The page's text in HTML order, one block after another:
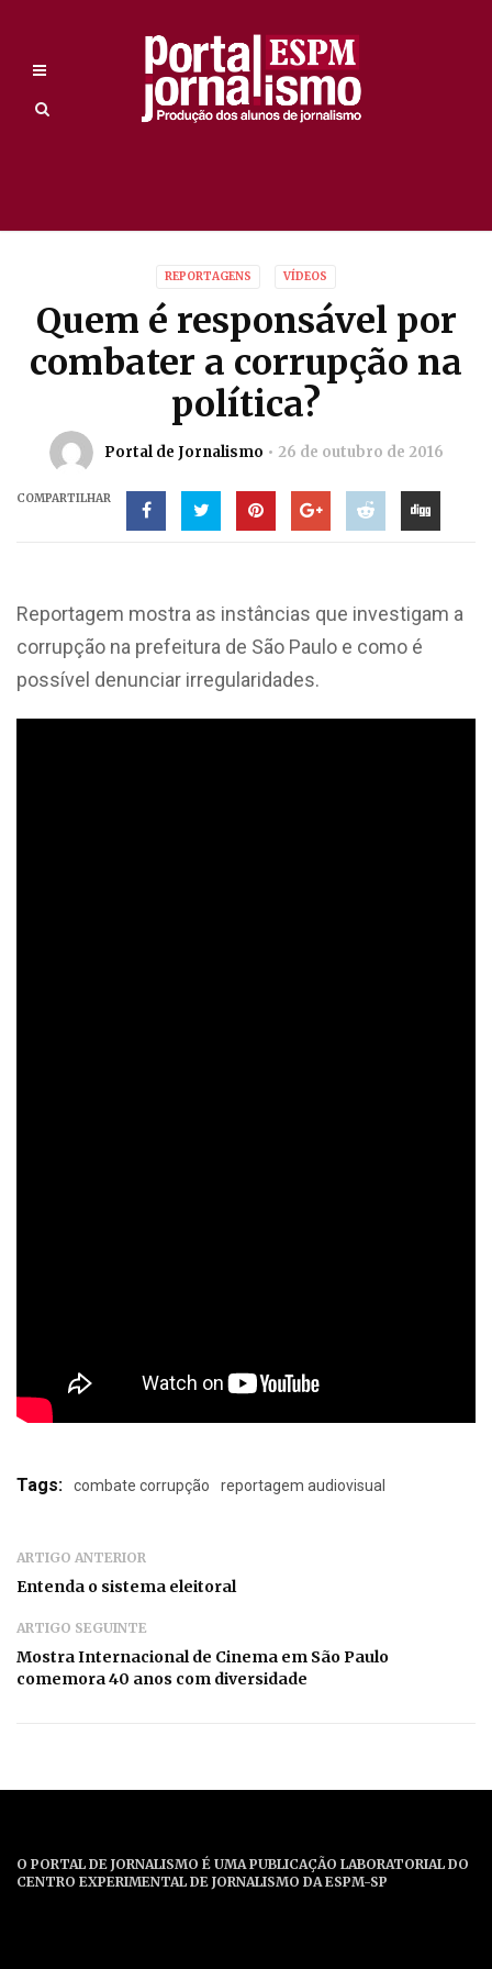
REPORTAGENS VÍDEOS
Quem é responsável por
combater a corrupção na
política?
Portal de Jornalismo 26 de outubro de 2016
COMPARTILHAR
Reportagem mostra as instâncias que investigam a
corrupção na prefeitura de São Paulo e como é
possível denunciar irregularidades.
Tags: combate corrupção reportagem audiovisual
ARTIGO ANTERIOR
Entenda o sistema eleitoral
ARTIGO SEGUINTE
Mostra Internacional de Cinema em São Paulo
comemora 40 anos com diversidade
O PORTAL DE JORNALISMO É UMA PUBLICAÇÃO LABORATORIAL DO
CENTRO EXPERIMENTAL DE JORNALISMO DA ESPM-SP